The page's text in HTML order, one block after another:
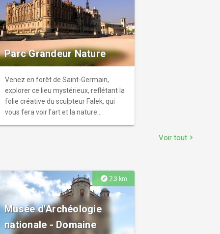
Parc Grandeur Nature
Venez en forêt de Saint-Germain,
explorer ce lieu mystérieux, reflétant la
folie créative du sculpteur Falek, qui
vous fera voir l'art et la nature
Voir tout chevron_right
explore 7.3 km
Musée d'Archéologie
nationale - Domaine